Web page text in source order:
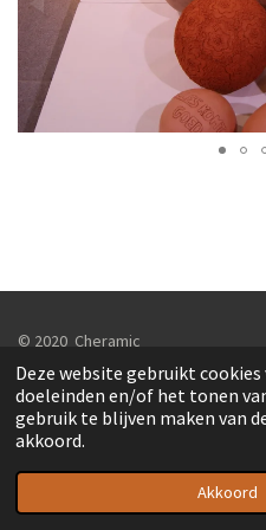
Deze website gebruikt cookies
doeleinden en/of het tonen
gebruik te blijven maken van
akkoord.
Akkoord
© 2020
Fotografie: Ludo
Webdesign: Information
Telefoonnummer